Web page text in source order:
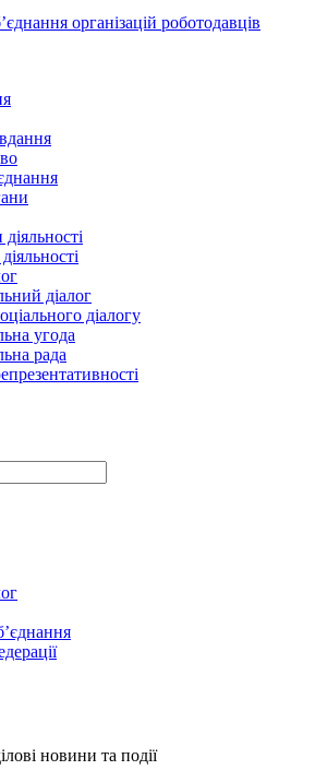
організацій роботодавців
діалог
діалогу
угода
рада
новини та події